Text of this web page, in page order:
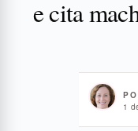
e cita
1